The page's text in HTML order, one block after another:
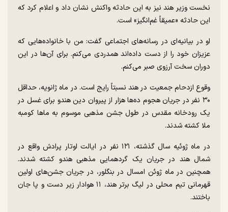
نخست وزیر هند نیز به این حادثه واکنش نشان داد و اعلام کرد که
این حادثه «عمیقاً غم‌انگیز» است.
او در بیانیه‌ای در رسانه‌های اجتماعی گفت: من با خانواده‌هایی که
عزیزان خود را از دست داده‌اند همدردی می‌کنم. برای آن‌ها در این
دوران سخت آرزوی صبر می‌کنم.
وقوع ازدحام جمعیت در هند نسبتاً رایج است. در ماه ژانویه، حداقل
۳۰ نفر در جریان هجوم ده‌ها هزار از پیروان دین هندو برای غسل در
یک رودخانه مقدس در طول جشن مذهبی موسوم به ماها کومبه
ملا کشته شدند.
در ماه ژوئیه سال گذشته، ۱۲۱ نفر در ایالت اوتار پرادش واقع در
شمال هند در جریان یک گردهمایی مذهبی هندو کشته شدند.
همچنین در ماه ژوئن امسال در بنگلور، در جریان جشن‌های اولین
قهرمانی تیم محلی در لیگ برتر هند، ۱۱ هوادار زیر دست و پا جان
باختند.